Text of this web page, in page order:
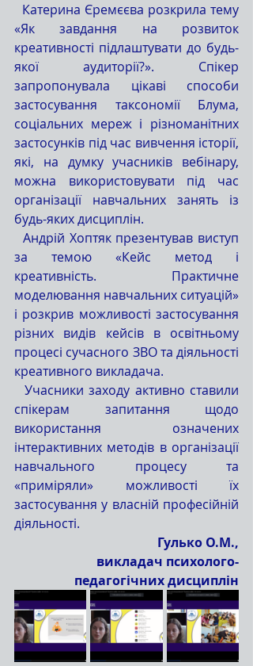
«Як завдання на розвиток
креативності підлаштувати до будь-
якої аудиторії?». Спікер
запропонувала цікаві способи
застосування таксономії Блума,
соціальних мереж і різноманітних
застосунків під час вивчення історії,
які, на думку учасників вебінару,
можна використовувати під час
організації навчальних занять із
будь-яких дисциплін.
  Андрій Хоптяк презентував виступ
за темою «Кейс метод і
креативність. Практичне
моделювання навчальних ситуацій»
і розкрив можливості застосування
різних видів кейсів в освітньому
процесі сучасного ЗВО та діяльності
креативного викладача.
спікерам запитання щодо
використання означених
інтерактивних методів в організації
навчального процесу та
«приміряли» можливості їх
застосування у власній професійній
діяльності.
Гулько О.М.,
викладач психолого-
педагогічних дисциплін